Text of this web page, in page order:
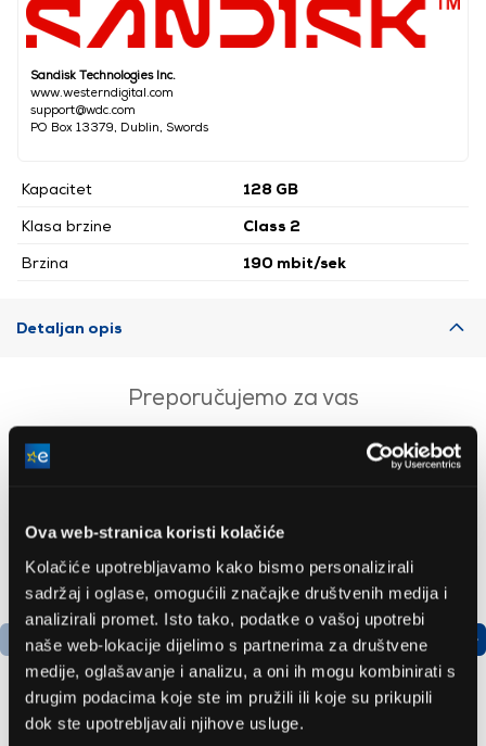
Ova web-stranica koristi kolačiće
Kolačiće upotrebljavamo kako bismo personalizirali
sadržaj i oglase, omogućili značajke društvenih medija i
analizirali promet. Isto tako, podatke o vašoj upotrebi
naše web-lokacije dijelimo s partnerima za društvene
medije, oglašavanje i analizu, a oni ih mogu kombinirati s
drugim podacima koje ste im pružili ili koje su prikupili
dok ste upotrebljavali njihove usluge.
Sandisk Technologies Inc.
www.westerndigital.com
support@wdc.com
PO Box 13379, Dublin, Swords
Kapacitet
128 GB
Klasa brzine
Class 2
Brzina
190 mbit/sek
Detaljan opis
Preporučujemo za vas